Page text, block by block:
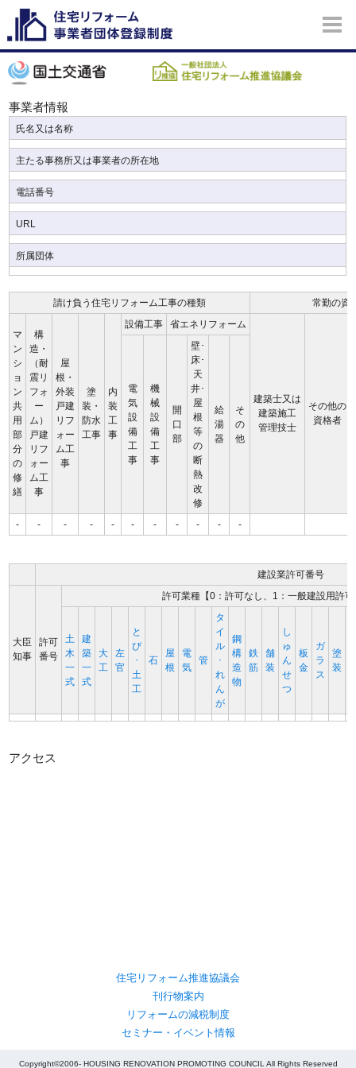
事業者情報
氏名又は名称
主たる事務所又は事業者の所在地
電話番号
URL
所属団体
請け負う住宅リフォーム工事の種類 常勤の資
マ
ン
シ
ョ
ン
共
用
部
分
の
修
繕
構
造・
（耐
震リ
フォ
ー
ム）
戸建
リフ
ォー
ム工
事
屋
根・
外装
戸建
リフ
ォー
ム工
事
塗
装・
防水
工事
内
装
工
事
設備工事 省エネリフォーム
建築士又は
建築施工
管理技士
その他の
資格者
電
気
設
備
工
事
機
械
設
備
工
事
開
口
部
壁･
床･
天
井･
屋
根
等
の
断
熱
改
修
給
湯
器
そ
の
他
- - - - - - - - - - -
建設業許可番号
大臣
知事
許可
番号
許可業種【0：許可なし、1：一般建設用許
土
木
一
式
建
築
一
式
大
工
左
官
と
び
･
土
工
石
屋
根
電
気
管
タ
イ
ル
･
れ
ん
が
鋼
構
造
物
鉄
筋
舗
装
し
ゅ
ん
せ
つ
板
金
ガ
ラ
ス
塗
装
アクセス
住宅リフォーム推進協議会
刊行物案内
リフォームの減税制度
セミナー・イベント情報
Copyright©2006- HOUSING RENOVATION PROMOTING COUNCIL All Rights Reserved